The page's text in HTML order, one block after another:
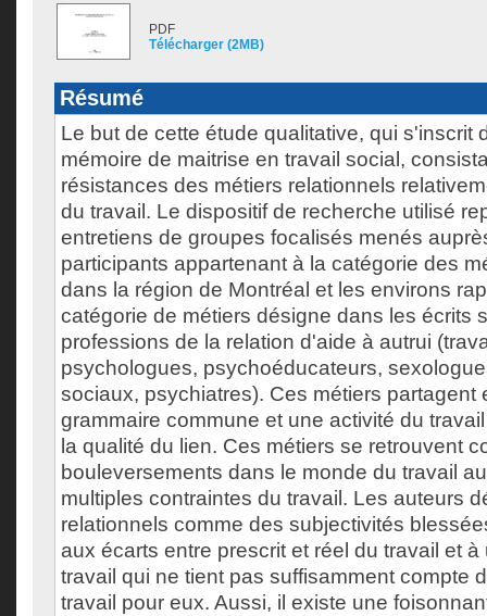
PDF
Télécharger (2MB)
Résumé
Le but de cette étude qualitative, qui s'inscrit
mémoire de maitrise en travail social,
résistances des métiers relationnels
du travail. Le dispositif de recherche utilisé
entretiens de groupes focalisés menés
participants appartenant à la catégorie des
dans la région de Montréal et les environs
catégorie de métiers désigne dans les écrits
professions de la relation d'aide à autrui
psychologues, psychoéducateurs,
sociaux, psychiatres). Ces métiers partagent
grammaire commune et une activité du
la qualité du lien. Ces métiers se retrouvent
bouleversements dans le monde du travail
multiples contraintes du travail. Les auteurs
relationnels comme des subjectivités
aux écarts entre prescrit et réel du travail et
travail qui ne tient pas suffisamment compte
travail pour eux. Aussi, il existe une